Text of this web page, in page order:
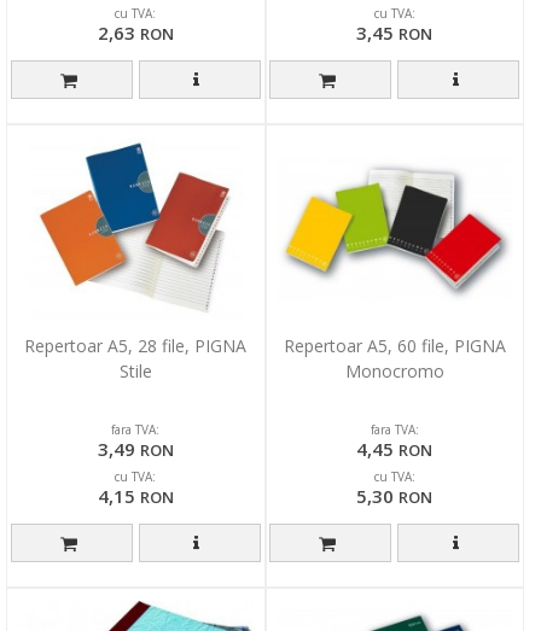
cu TVA:
2,63 RON
cu TVA:
3,45 RON
Repertoar A5, 28 file, PIGNA
Stile
fara TVA:
3,49 RON
cu TVA:
4,15 RON
Repertoar A5, 60 file, PIGNA
Monocromo
fara TVA:
4,45 RON
cu TVA:
5,30 RON